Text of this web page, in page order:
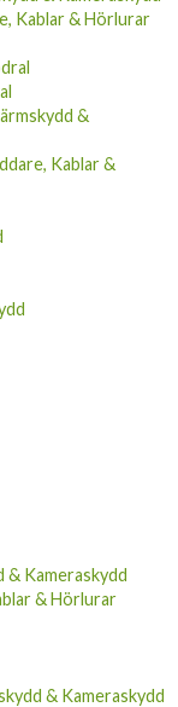
Kablar & Hörlurar
&
Kablar &
& Kameraskydd
& Hörlurar
& Kameraskydd